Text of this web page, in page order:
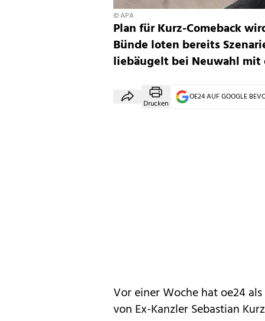
© APA
Plan für Kurz-Comeback
Bünde loten bereits
liebäugelt bei Neuwahl mit
Drucken
OE24 AUF GOOGLE
Vor einer Woche hat oe24
von Ex-Kanzler Sebastian